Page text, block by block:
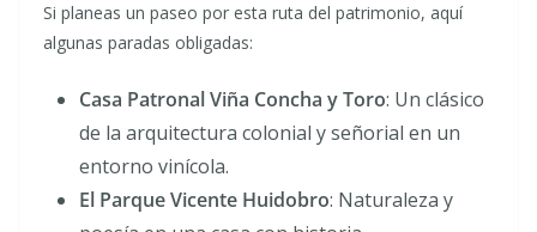
Si planeas un paseo por esta ruta del patrimonio, aquí
algunas paradas obligadas:
Casa Patronal Viña Concha y Toro: Un clásico
de la arquitectura colonial y señorial en un
entorno vinícola.
El Parque Vicente Huidobro: Naturaleza y